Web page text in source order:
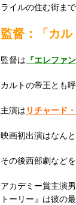
ライルの住む街ま
監督：「カ
監督は 『エレファ
カルトの帝王とも
主演は リチャード
映画初出演はなん
その後西部劇など
アカデミー賞主演
トーリー』は彼の